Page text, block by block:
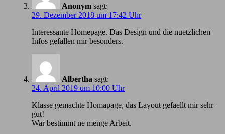
Anonym sagt:
29. Dezember 2018 um 17:42 Uhr
Іnteressante Homepage. Das Design und die nuetzlichen
Infos gefallen mir besonders.
Albertha sagt:
24. April 2019 um 10:00 Uhr
Klasse gemachte Homapage, das Layout gefaellt mir sehr
gut!
War bestimmt ne menge Arbeit.